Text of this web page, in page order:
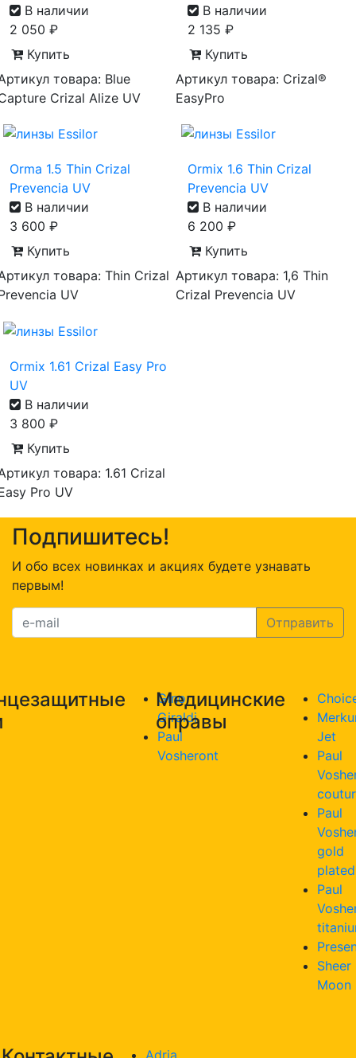
В наличии
2 050 ₽
Купить
товара: Blue
Crizal Alize UV
В наличии
2 135 ₽
Купить
Артикул товара: Crizal®
EasyPro
Orma 1.5 Thin Crizal
Prevencia UV
В наличии
3 600 ₽
Купить
товара: Thin Crizal
UV
Ormix 1.6 Thin Crizal
Prevencia UV
В наличии
6 200 ₽
Купить
Артикул товара: 1,6 Thin
Crizal Prevencia UV
Ormix 1.61 Crizal Easy Pro
UV
В наличии
3 800 ₽
Купить
товара: 1.61 Crizal
Pro UV
Подпишитесь!
И обо всех новинках и акциях будете узнавать
первым!
Gino
Giraldi
Paul
Vosheront
Медицинские
оправы
Jet
Paul
Paul
gold
plated
Paul
Sheer
Moon
Adria